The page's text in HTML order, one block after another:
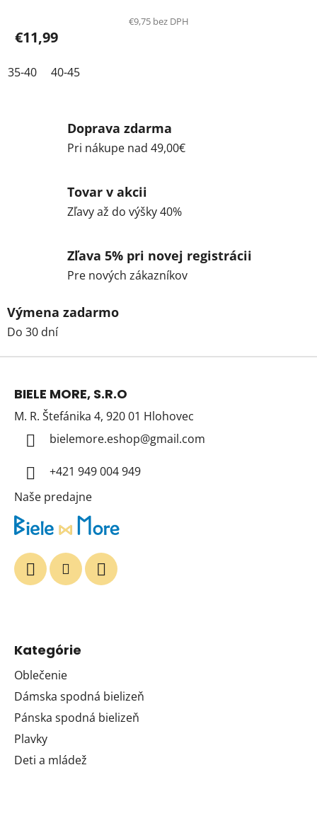
€9,75 bez DPH
€11,99
35-40 40-45
Doprava zdarma
Pri nákupe nad 49,00€
Tovar v akcii
Zľavy až do výšky 40%
Zľava 5% pri novej registrácii
Pre nových zákazníkov
Výmena zadarmo
Do 30 dní
Z
BIELE MORE, S.R.O
M. R. Štefánika 4, 920 01 Hlohovec
bielemore.eshop@gmail.com
+421 949 004 949
Naše predajne
Kategórie
Oblečenie
Dámska spodná bielizeň
Pánska spodná bielizeň
Plavky
Deti a mládež